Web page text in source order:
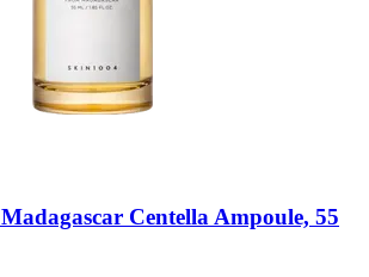
Madagascar Centella Ampoule, 55